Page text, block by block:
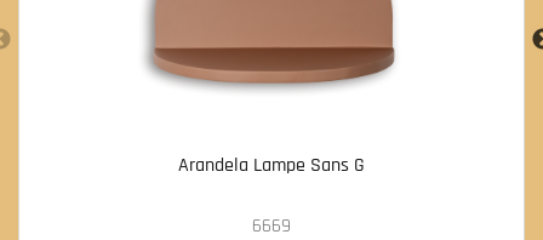
Arandela Lampe Sans G
6669